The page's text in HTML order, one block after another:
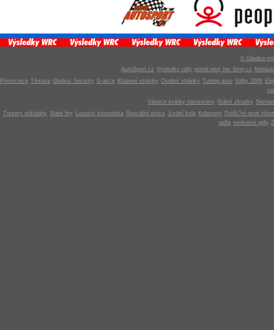
© Gladius-
AutoSport.cz Výsledky rally portál plný her Stroj.cz
Pomocnice Témata Gladius Security G-akce Klubové stránky Osobní stránky Tuning auto Volby 2006
Vánoce svátky narozeniny Státní zkratky
Trezory pokladny Staré hry Luxusní kosmetika Speciální práce Jízdní kola Kulomety
Pojišt?ní proti
radla venkovní grily